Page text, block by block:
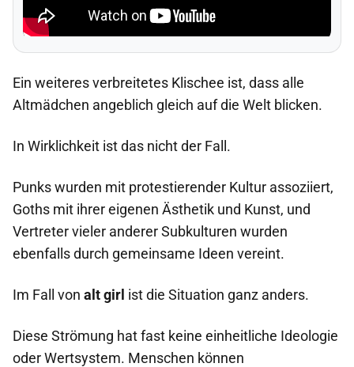
Ein weiteres verbreitetes Klischee ist, dass alle
Altmädchen angeblich gleich auf die Welt blicken.
In Wirklichkeit ist das nicht der Fall.
Punks wurden mit protestierender Kultur assoziiert,
Goths mit ihrer eigenen Ästhetik und Kunst, und
Vertreter vieler anderer Subkulturen wurden
ebenfalls durch gemeinsame Ideen vereint.
Im Fall von alt girl ist die Situation ganz anders.
Diese Strömung hat fast keine einheitliche Ideologie
oder Wertsystem. Menschen können